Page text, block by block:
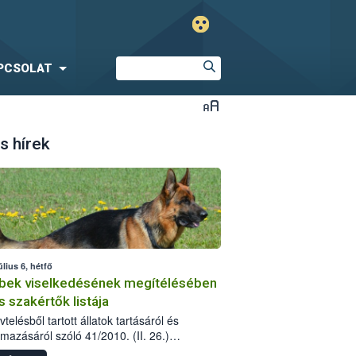
hírek
6, hétfő
viselkedésének megítélésében
szakértők listája
tartott állatok tartásáról és
szóló 41/2010. (II. 26.)
szabályozza az eb okozta fizikai